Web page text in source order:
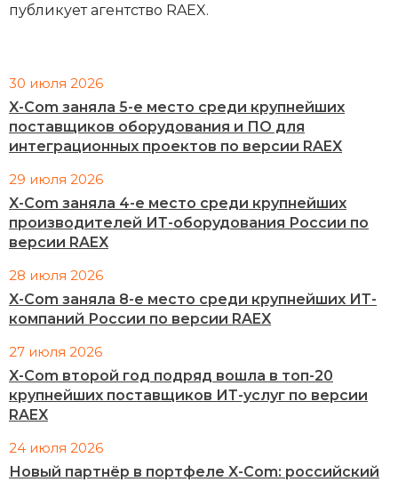
публикует агентство RAEX.
30 июля 2026
X-Com заняла 5-е место среди крупнейших
поставщиков оборудования и ПО для
интеграционных проектов по версии RAEX
29 июля 2026
X-Com заняла 4-е место среди крупнейших
производителей ИТ-оборудования России по
версии RAEX
28 июля 2026
X-Com заняла 8-е место среди крупнейших ИТ-
компаний России по версии RAEX
27 июля 2026
X-Com второй год подряд вошла в топ-20
крупнейших поставщиков ИТ-услуг по версии
RAEX
24 июля 2026
Новый партнёр в портфеле X-Com: российский